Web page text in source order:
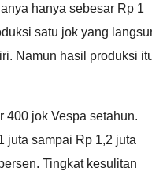
hanya sebesar Rp 1
satu jok yang
Namun hasil produksi
400 jok Vespa setahun.
juta sampai Rp 1,2 juta
Tingkat kesulitan